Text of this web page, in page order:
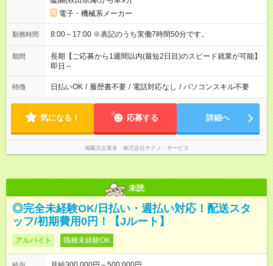
電子・機械系メーカー
勤務時間 8:00～17:00 ※表記のうち実働7時間50分です。
期間
長期【ご応募から1週間以内(最短2日目)のスピード就業が可能】
即日～
特徴 日払いOK / 履歴書不要 / 電話対応なし / パソコンスキル不要
気になる！ 応募する 詳細へ
掲載元企業名 株式会社テクノ・サービス
未読
◎完全未経験OK/日払い・週払い対応！配送スタ
ッフ/初期費用0円！【Jルート】
アルバイト 職種未経験OK